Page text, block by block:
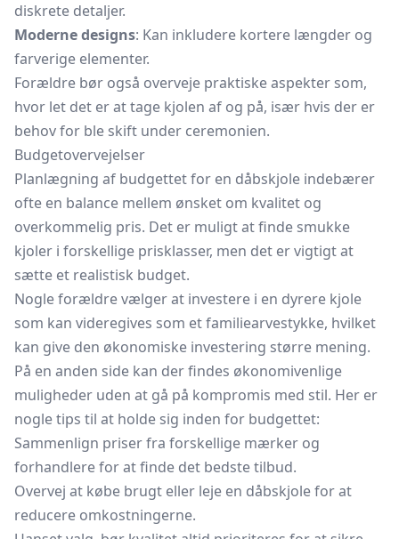
diskrete detaljer.
Moderne designs: Kan inkludere kortere længder og
farverige elementer.
Forældre bør også overveje praktiske aspekter som,
hvor let det er at tage kjolen af og på, især hvis der er
behov for ble skift under ceremonien.
Budgetovervejelser
Planlægning af budgettet for en dåbskjole indebærer
ofte en balance mellem ønsket om kvalitet og
overkommelig pris. Det er muligt at finde smukke
kjoler i forskellige prisklasser, men det er vigtigt at
sætte et realistisk budget.
Nogle forældre vælger at investere i en dyrere kjole
som kan videregives som et familiearvestykke, hvilket
kan give den økonomiske investering større mening.
På en anden side kan der findes økonomivenlige
muligheder uden at gå på kompromis med stil. Her er
nogle tips til at holde sig inden for budgettet:
Sammenlign priser fra forskellige mærker og
forhandlere for at finde det bedste tilbud.
Overvej at købe brugt eller leje en dåbskjole for at
reducere omkostningerne.